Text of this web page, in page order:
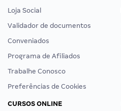
Loja Social
Validador de documentos
Conveniados
Programa de Afiliados
Trabalhe Conosco
Preferências de Cookies
CURSOS ONLINE